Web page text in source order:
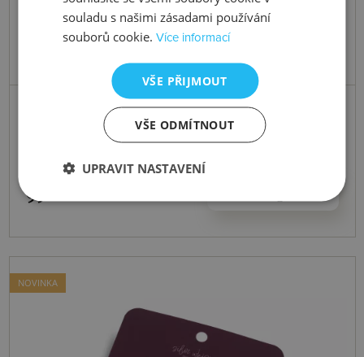
Stříbrný náramek Silver Whisper
Christmas Angel SWB061
990 Kč
NOVINKA
souladu s našimi zásadami používání
souborů cookie.Více informací
VŠE PŘIJMOUT
VŠE ODMÍTNOUT
UPRAVIT NASTAVENÍ